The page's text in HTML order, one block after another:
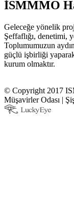
İSMMMO
Geleceğe yönelik
Şeffaflığı, denetimi,
Toplumumuzun
güçlü işbirliği
kurum olmaktır.
© Copyright 2017
Müşavirler Odası |